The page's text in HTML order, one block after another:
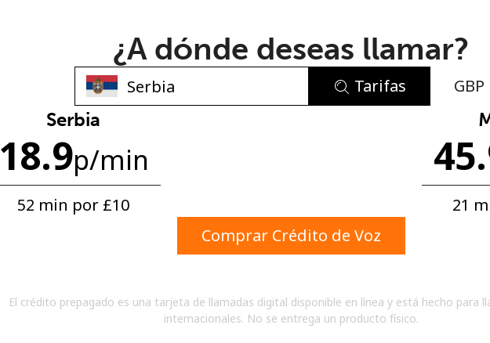
Una letra mayúscula y una minúscula
¿A dónde deseas llamar?
Tarifas GBP
Serbia
18.9p/min
52 min por ⁦£10⁩
21
Comprar Crédito de Voz
El crédito prepagado es una tarjeta de llamadas digital disponible en línea y está hecho para
internacionales. No se entrega un producto físico.